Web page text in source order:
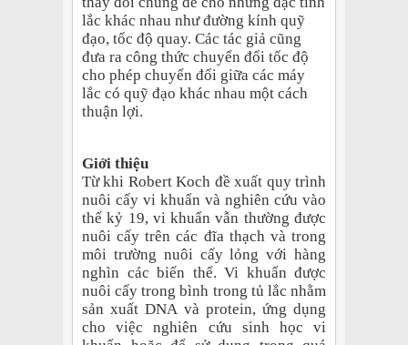
lắc khác nhau như đường kính quỹ
đạo, tốc độ quay. Các tác giả cũng
đưa ra công thức chuyển đổi tốc độ
cho phép chuyển đổi giữa các máy
lắc có quỹ đạo khác nhau một cách
thuận lợi.
Giới thiệu
Từkhi Robert Koch đề xuất quy trình
nuôi cấy vi khuẩn và nghiên cứu vào
thế kỷ 19, vi khuẩn vẫn thường được
nuôi cấy trên các đĩa thạch và trong
môi trường nuôi cấy lỏng với hàng
nghìn các biến thể. Vi khuẩn được
nuôi cấy trong bình trong tủ lắc nhằm
sản xuất DNA và protein, ứng dụng
cho việc nghiên cứu sinh học vi